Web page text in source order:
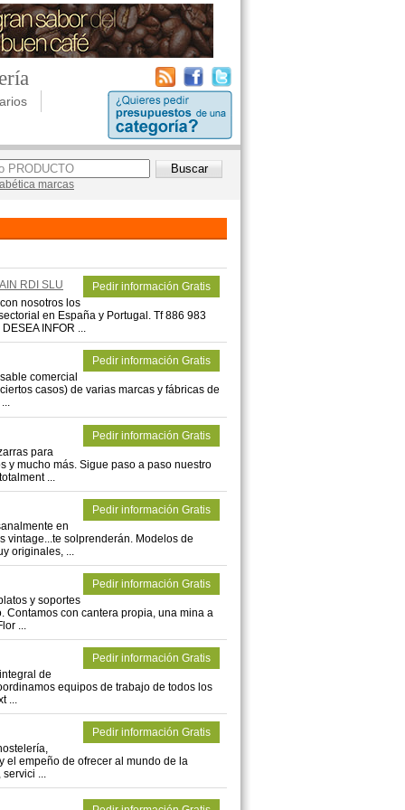
marcas
RDI SLU
Pedir información Gratis
nosotros los
en España y Portugal. Tf 886 983
INFOR ...
Pedir información Gratis
comercial
casos) de varias marcas y fábricas de
Pedir información Gratis
para
y mucho más. Sigue paso a paso nuestro
...
Pedir información Gratis
en
vintage...te solprenderán. Modelos de
originales, ...
Pedir información Gratis
y soportes
Contamos con cantera propia, una mina a
...
Pedir información Gratis
de
equipos de trabajo de todos los
...
Pedir información Gratis
el empeño de ofrecer al mundo de la
...